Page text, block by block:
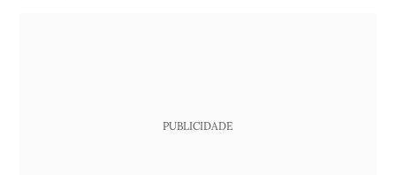
PUBLICIDADE